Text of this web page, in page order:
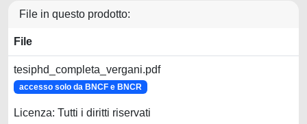
File in questo prodotto:
File
tesiphd_completa_vergani.pdf
accesso solo da BNCF e BNCR
Licenza: Tutti i diritti riservati